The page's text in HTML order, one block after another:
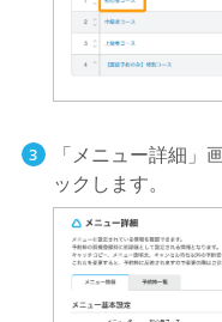
「メニュー詳細」
ックします。